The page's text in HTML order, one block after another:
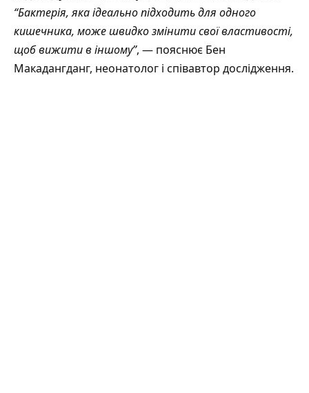
“Бактерія, яка ідеально підходить для одного
кишечника, може швидко змінити свої властивості,
щоб вижити в іншому”, — пояснює Бен
Макадангданг, неонатолог і співавтор дослідження.